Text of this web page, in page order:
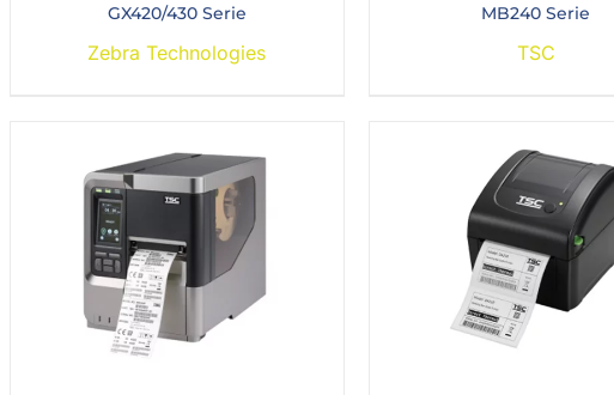
GX420/430 Serie
Zebra Technologies
MB240 Serie
TSC